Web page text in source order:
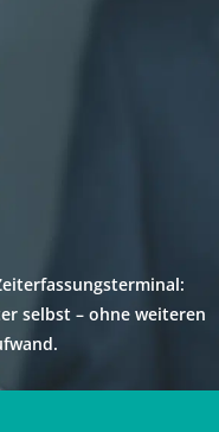
selbst – ohne weiteren